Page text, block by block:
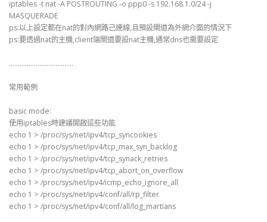
iptables -t nat -A POSTROUTING -o ppp0 -s 192.168.1.0/24 -j
MASQUERADE
ps:以上設定都在nat的對內網路己連線,且預設閘道為外網介面的情況下
ps:要透過nat的主機,client端閘道要設nat主機,通常dns也需要設定
………………………………
常用範例
basic mode:
使用iptables時建議開啟這些功能
echo 1 > /proc/sys/net/ipv4/tcp_syncookies
echo 1 > /proc/sys/net/ipv4/tcp_max_syn_backlog
echo 1 > /proc/sys/net/ipv4/tcp_synack_retries
echo 1 > /proc/sys/net/ipv4/tcp_abort_on_overflow
echo 1 > /proc/sys/net/ipv4/icmp_echo_ignore_all
echo 1 > /proc/sys/net/ipv4/conf/all/rp_filter
echo 1 > /proc/sys/net/ipv4/conf/all/log_martians